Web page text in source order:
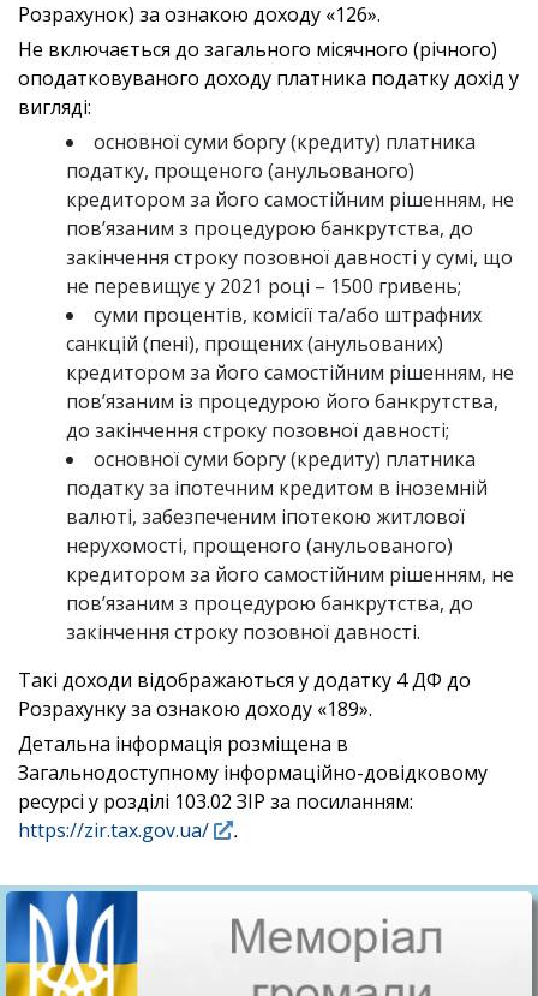
Розрахунок) за ознакою доходу «126».
Не включається до загального місячного (річного)
оподатковуваного доходу платника податку дохід у
вигляді:
основної суми боргу (кредиту) платника
податку, прощеного (анульованого)
кредитором за його самостійним рішенням, не
пов’язаним з процедурою банкрутства, до
закінчення строку позовної давності у сумі, що
не перевищує у 2021 році – 1500 гривень;
суми процентів, комісії та/або штрафних
санкцій (пені), прощених (анульованих)
кредитором за його самостійним рішенням, не
пов’язаним із процедурою його банкрутства,
до закінчення строку позовної давності;
основної суми боргу (кредиту) платника
податку за іпотечним кредитом в іноземній
валюті, забезпеченим іпотекою житлової
нерухомості, прощеного (анульованого)
кредитором за його самостійним рішенням, не
пов’язаним з процедурою банкрутства, до
закінчення строку позовної давності.
Такі доходи відображаються у додатку 4 ДФ до
Розрахунку за ознакою доходу «189».
Детальна інформація розміщена в
Загальнодоступному інформаційно-довідковому
ресурсі у розділі 103.02 ЗІР за посиланням:
https://zir.tax.gov.ua/
.